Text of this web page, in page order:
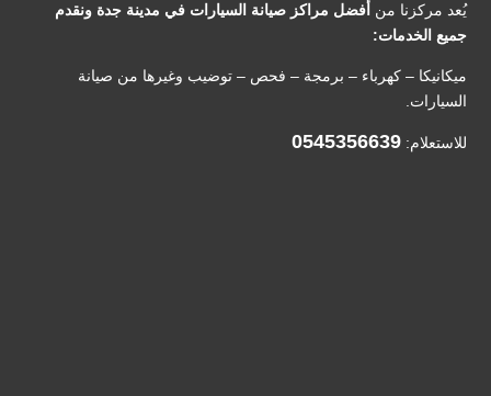
يُعد مركزنا من أفضل مراكز صيانة السيارات في مدينة جدة ونقدم
جميع الخدمات:
ميكانيكا – كهرباء – برمجة – فحص – توضيب وغيرها من صيانة
السيارات.
للاستعلام: 0545356639